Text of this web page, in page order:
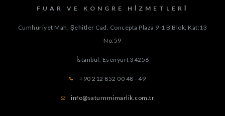
FUAR VE KONGRE HIZMETLERI
Cumhuriyet Mah. Şehitler Cad. Concepta Plaza 9-1 B Blok, Kat:13
No:59
İstanbul, Esenyurt 34256
+90 212 852 00 48 - 49
info@saturnmimarlik.com.tr